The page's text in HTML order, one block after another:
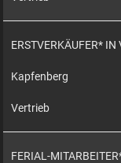
ERSTVERKÄUFER* IN
Kapfenberg
Vertrieb
FERIAL-